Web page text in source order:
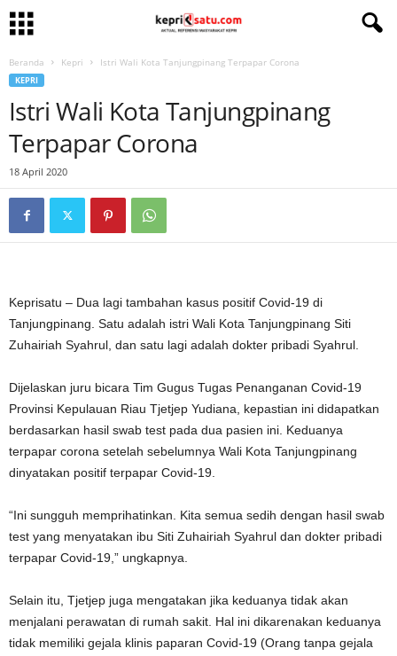
Beranda Kepri Istri Wali Kota Tanjungpinang Terpapar Corona
KEPRI
Istri Wali Kota Tanjungpinang
Terpapar Corona
18 April 2020
Keprisatu – Dua lagi tambahan kasus positif Covid-19 di
Tanjungpinang. Satu adalah istri Wali Kota Tanjungpinang Siti
Zuhairiah Syahrul, dan satu lagi adalah dokter pribadi Syahrul.
Dijelaskan juru bicara Tim Gugus Tugas Penanganan Covid-19
Provinsi Kepulauan Riau Tjetjep Yudiana, kepastian ini didapatkan
berdasarkan hasil swab test pada dua pasien ini. Keduanya
terpapar corona setelah sebelumnya Wali Kota Tanjungpinang
dinyatakan positif terpapar Covid-19.
“Ini sungguh memprihatinkan. Kita semua sedih dengan hasil swab
test yang menyatakan ibu Siti Zuhairiah Syahrul dan dokter pribadi
terpapar Covid-19,” ungkapnya.
Selain itu, Tjetjep juga mengatakan jika keduanya tidak akan
menjalani perawatan di rumah sakit. Hal ini dikarenakan keduanya
tidak memiliki gejala klinis paparan Covid-19 (Orang tanpa gejala